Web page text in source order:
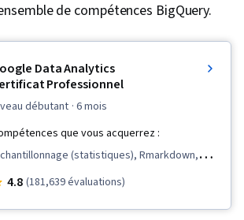
de compétences BigQuery.
Data Analytics
Professionnel
débutant · 6 mois
que vous acquerrez :
(statistiques), Rmarkdown,
Présence sur le web, Visualisation des
4.8 (181,639 évaluations)